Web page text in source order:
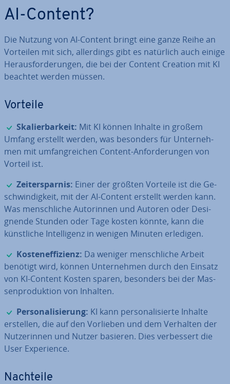
AI-Content?
Die Nutzung von AI-Content bringt eine ganze Reihe an
Vorteilen mit sich, al­ler­dings gibt es natürlich auch einige
Her­aus­for­de­run­gen, die bei der Content Creation mit KI
beachtet werden müssen.
Vorteile
✓
Ska­lier­bar­keit: Mit KI können Inhalte in großem
Umfang erstellt werden, was besonders für Un­ter­neh­
men mit um­fang­rei­chen Content-An­for­de­run­gen von
Vorteil ist.
✓
Zeit­er­spar­nis: Einer der größten Vorteile ist die Ge­
schwin­dig­keit, mit der AI-Content erstellt werden kann.
Was mensch­li­che Au­torin­nen und Autoren oder De­si­
gnen­de Stunden oder Tage kosten könnte, kann die
künst­li­che In­tel­li­genz in wenigen Minuten erledigen.
✓
Kos­ten­ef­fi­zi­enz: Da weniger mensch­li­che Arbeit
benötigt wird, können Un­ter­neh­men durch den Einsatz
von KI-Content Kosten sparen, besonders bei der Mas­
sen­pro­duk­ti­on von Inhalten.
✓
Per­so­na­li­sie­rung: KI kann per­so­na­li­sier­te Inhalte
erstellen, die auf den Vorlieben und dem Verhalten der
Nut­ze­rin­nen und Nutzer basieren. Dies ver­bes­sert die
User Ex­pe­ri­ence.
Nachteile